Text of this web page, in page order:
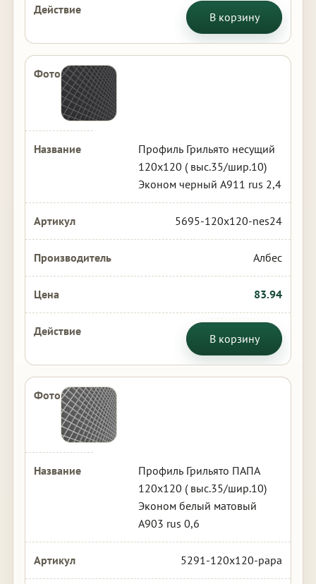
В корзину
Профиль Грильято несущий
120х120 ( выс.35/шир.10)
Эконом черный А911 rus 2,4
5695-120x120-nes24
Албес
83.94
В корзину
Профиль Грильято ПАПА
120х120 ( выс.35/шир.10)
Эконом белый матовый
А903 rus 0,6
5291-120x120-papa